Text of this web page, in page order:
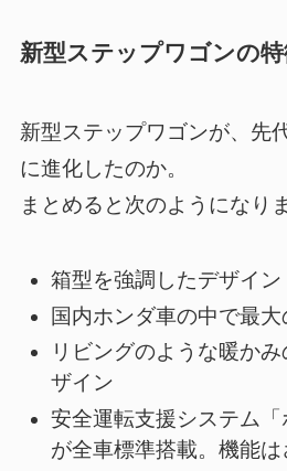
新型ステップワゴンの
新型ステップワゴンが、先
に進化したのか。
まとめると次のようになり
箱型を強調したデザイン
国内ホンダ車の中で最
リビングのような暖か
ザイン
安全運転支援システム「
が全車標準搭載。機能